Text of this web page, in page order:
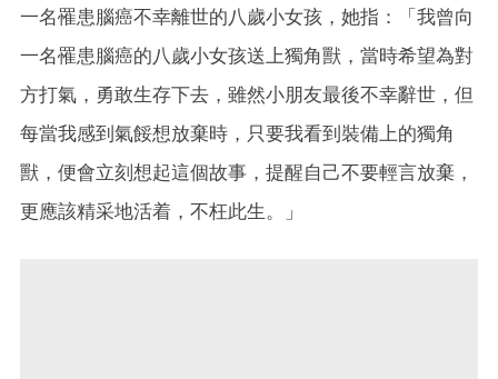
一名罹患腦癌不幸離世的八歲小女孩，她指：「我曾向
一名罹患腦癌的八歲小女孩送上獨角獸，當時希望為對
方打氣，勇敢生存下去，雖然小朋友最後不幸辭世，但
每當我感到氣餒想放棄時，只要我看到裝備上的獨角
獸，便會立刻想起這個故事，提醒自己不要輕言放棄，
更應該精采地活着，不枉此生。」